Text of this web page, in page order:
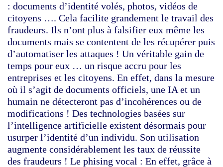
: documents d’identité volés, photos, vidéos de
citoyens …. Cela facilite grandement le travail des
fraudeurs. Ils n’ont plus à falsifier eux même les
documents mais se contentent de les récupérer puis
d’automatiser les attaques ! Un véritable gain de
temps pour eux … un risque accru pour les
entreprises et les citoyens. En effet, dans la mesure
où il s’agit de documents officiels, une IA et un
humain ne détecteront pas d’incohérences ou de
modifications ! Des technologies basées sur
l’intelligence artificielle existent désormais pour
usurper l’identité d’un individu. Son utilisation
augmente considérablement les taux de réussite
des fraudeurs ! Le phising vocal : En effet, grâce à